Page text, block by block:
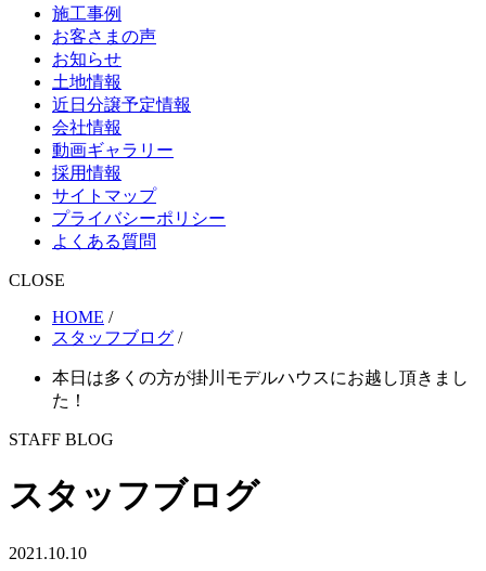
施工事例
お客さまの声
お知らせ
土地情報
近日分譲予定情報
会社情報
動画ギャラリー
採用情報
サイトマップ
プライバシーポリシー
よくある質問
CLOSE
HOME /
スタッフブログ /
本日は多くの方が掛川モデルハウスにお越し頂きまし
た！
STAFF BLOG
スタッフブログ
2021.10.10